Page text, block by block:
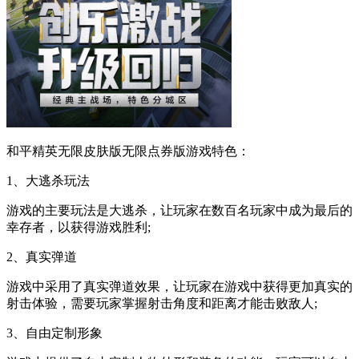
和平精英无限皮肤版无限点券版游戏特色：
1、大逃杀玩法
游戏的主要玩法是大逃杀，让玩家在数百名玩家中成为最后的
幸存者，以获得游戏胜利;
2、真实弹道
游戏中采用了真实弹道效果，让玩家在游戏中获得更加真实的
射击体验，需要玩家掌握射击角度和距离才能击败敌人;
3、自由定制形象